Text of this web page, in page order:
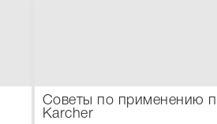
Советы по применению
Karcher